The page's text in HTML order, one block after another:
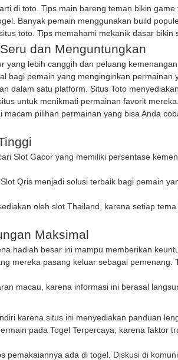
di toto . Tips main bareng teman bikin
. Banyak pemain menggunakan build
toto . Tips memahami mekanik dasar
dan Menguntungkan
yang lebih canggih dan peluang
pemain yang menginginkan permainan
dalam satu platform. Situs Toto
untuk menikmati permainan favorit mereka.
pilihan permainan yang bisa Anda
Slot Gacor yang memiliki persentase
Slot Qris menjadi solusi terbaik bagi pemain
oleh slot Thailand , karena setiap
Maksimal
hadiah besar ini mampu memberikan
mereka pasang keluar sebagai
macau , karena informasi ini berasal
karena situs ini menyediakan panduan
pada Togel Terpercaya , karena faktor
pemakaiannya ada di togel . Diskusi di